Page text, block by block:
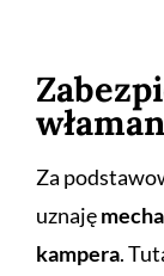
Za
uznaję
kampera.